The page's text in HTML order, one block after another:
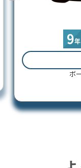
お見積り
算額（年2回）：